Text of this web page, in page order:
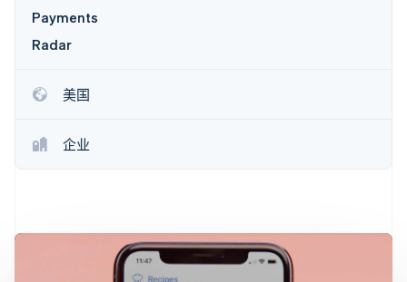
Atlas
Stripe App Marketplace
Payments
Radar
美国
企业